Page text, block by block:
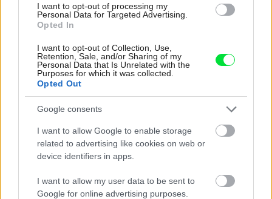
I want to opt-out of processing my
Personal Data for Targeted Advertising.
Opted In
I want to opt-out of Collection, Use,
Retention, Sale, and/or Sharing of my
Personal Data that Is Unrelated with the
Purposes for which it was collected.
Opted Out
Google consents
I want to allow Google to enable storage
related to advertising like cookies on web or
device identifiers in apps.
I want to allow my user data to be sent to
Google for online advertising purposes.
bývanie budúcnosti!
Nevyhadzujte zbytočné peniaze za aviváž! Stačia
bez nej
Inšpirácie
predsieň,plast ,oranžová